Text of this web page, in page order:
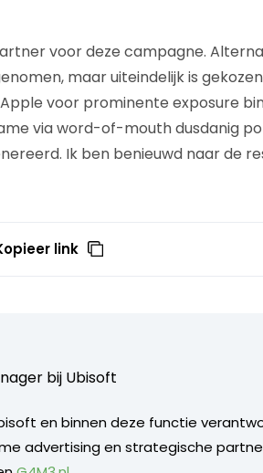
voor deze campagne.
maar uiteindelijk is
voor prominente exposure
via word-of-mouth dusdanig
Ik ben benieuwd naar de
link
bij Ubisoft
en binnen deze functie
advertising en strategische